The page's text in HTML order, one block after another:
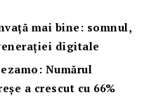
mai bine: somnul,
digitale
Numărul
a crescut cu 66%